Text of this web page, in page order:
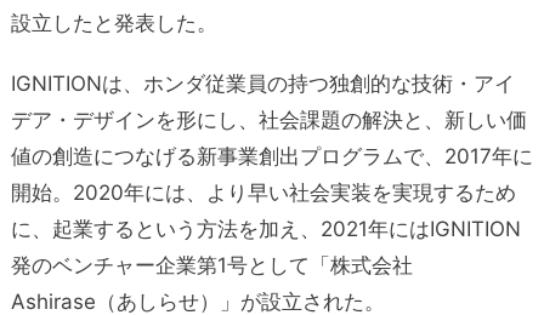
設立したと発表した。
IGNITIONは、ホンダ従業員の持つ独創的な技術・アイ
デア・デザインを形にし、社会課題の解決と、新しい価
値の創造につなげる新事業創出プログラムで、2017年に
開始。2020年には、より早い社会実装を実現するため
に、起業するという方法を加え、2021年にはIGNITION
発のベンチャー企業第1号として「株式会社
Ashirase（あしらせ）」が設立された。